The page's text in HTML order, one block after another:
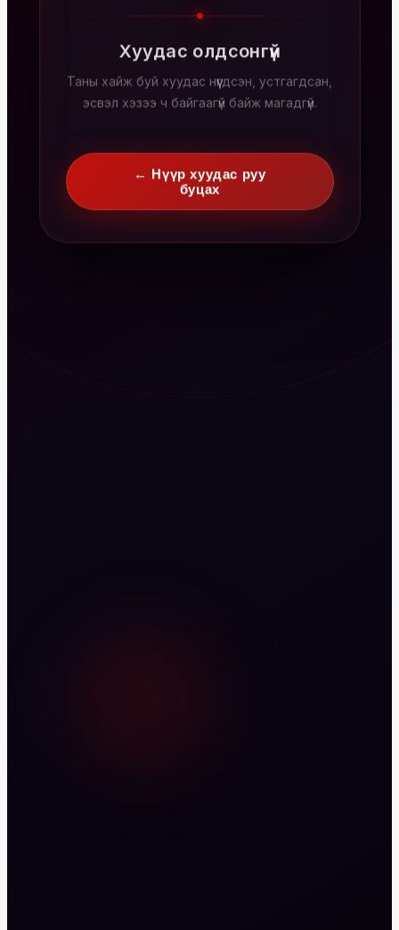
Хуудас олдсонгүй
Таны хайж буй хуудас нүүгдсэн, устгагдсан,
эсвэл хэзээ ч байгаагүй байж магадгүй.
← Нүүр хуудас руу
буцах